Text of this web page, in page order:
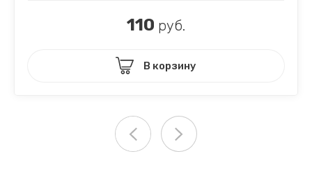
110 руб.
В корзину